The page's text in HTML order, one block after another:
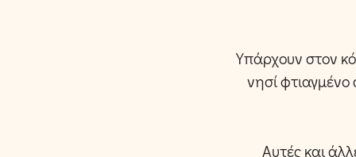
Υπάρχουν στον
νησί φτιαγμένο
Αυτές και